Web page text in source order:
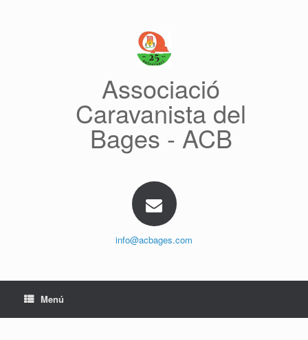
Associació
Caravanista del
Bages - ACB
info@acbages.com
Menú